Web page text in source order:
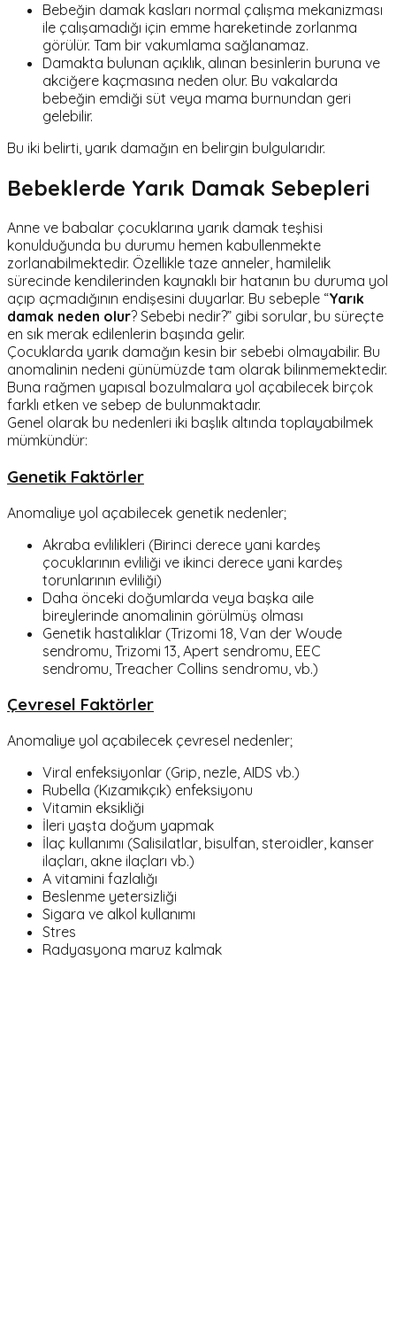
Bebeğin damak kasları normal çalışma mekanizması
ile çalışamadığı için emme hareketinde zorlanma
görülür. Tam bir vakumlama sağlanamaz.
Damakta bulunan açıklık, alınan besinlerin buruna ve
akciğere kaçmasına neden olur. Bu vakalarda
bebeğin emdiği süt veya mama burnundan geri
gelebilir.
Bu iki belirti, yarık damağın en belirgin bulgularıdır.
Bebeklerde Yarık Damak Sebepleri
Anne ve babalar çocuklarına yarık damak teşhisi
konulduğunda bu durumu hemen kabullenmekte
zorlanabilmektedir. Özellikle taze anneler, hamilelik
sürecinde kendilerinden kaynaklı bir hatanın bu duruma yol
açıp açmadığının endişesini duyarlar. Bu sebeple “Yarık
damak neden olur? Sebebi nedir?” gibi sorular, bu süreçte
en sık merak edilenlerin başında gelir.
Çocuklarda yarık damağın kesin bir sebebi olmayabilir. Bu
anomalinin nedeni günümüzde tam olarak bilinmemektedir.
Buna rağmen yapısal bozulmalara yol açabilecek birçok
farklı etken ve sebep de bulunmaktadır.
Genel olarak bu nedenleri iki başlık altında toplayabilmek
mümkündür:
Genetik Faktörler
Anomaliye yol açabilecek genetik nedenler;
Akraba evlilikleri (Birinci derece yani kardeş
çocuklarının evliliği ve ikinci derece yani kardeş
torunlarının evliliği)
Daha önceki doğumlarda veya başka aile
bireylerinde anomalinin görülmüş olması
Genetik hastalıklar (Trizomi 18, Van der Woude
sendromu, Trizomi 13, Apert sendromu, EEC
sendromu, Treacher Collins sendromu, vb.)
Çevresel Faktörler
Anomaliye yol açabilecek çevresel nedenler;
Viral enfeksiyonlar (Grip, nezle, AIDS vb.)
Rubella (Kızamıkçık) enfeksiyonu
Vitamin eksikliği
İleri yaşta doğum yapmak
İlaç kullanımı (Salisilatlar, bisulfan, steroidler, kanser
ilaçları, akne ilaçları vb.)
A vitamini fazlalığı
Beslenme yetersizliği
Sigara ve alkol kullanımı
Stres
Radyasyona maruz kalmak